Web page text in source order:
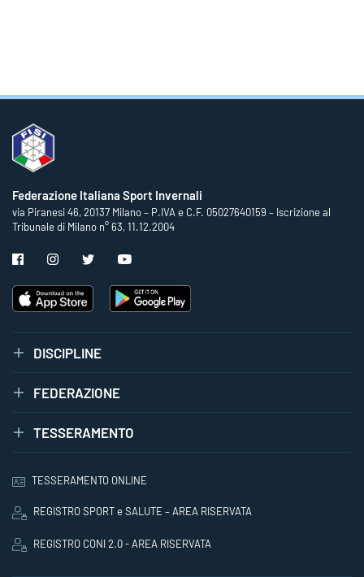
Federazione Italiana Sport Invernali
via Piranesi 46, 20137 Milano – P.IVA e C.F. 05027640159 – Iscrizione al
Tribunale di Milano n° 63, 11.12.2004
DISCIPLINE
FEDERAZIONE
TESSERAMENTO
TESSERAMENTO ONLINE
REGISTRO SPORT e SALUTE – AREA RISERVATA
REGISTRO CONI 2.0 - AREA RISERVATA